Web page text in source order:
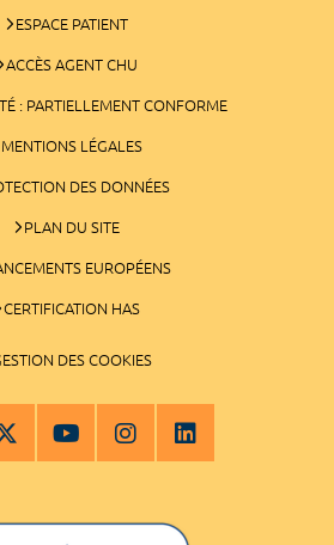
ESPACE PATIENT
ACCÈS AGENT CHU
: PARTIELLEMENT CONFORME
MENTIONS LÉGALES
DES DONNÉES
PLAN DU SITE
EUROPÉENS
CERTIFICATION HAS
DES COOKIES